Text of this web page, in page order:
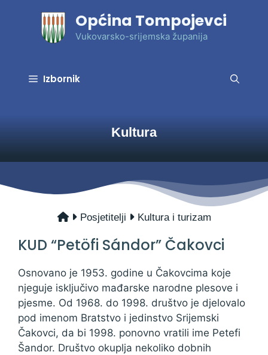
Općina Tompojevci
Vukovarsko-srijemska županija
Izbornik
Kultura
Posjetitelji Kultura i turizam
KUD “Petöfi Sándor” Čakovci
Osnovano je 1953. godine u Čakovcima koje
njeguje isključivo mađarske narodne plesove i
pjesme. Od 1968. do 1998. društvo je djelovalo
pod imenom Bratstvo i jedinstvo Srijemski
Čakovci, da bi 1998. ponovno vratili ime Petefi
Šandor. Društvo okuplja nekoliko dobnih